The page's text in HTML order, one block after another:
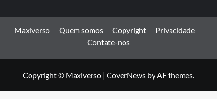
Maxiverso Quem somos Copyright
Privacidade
Contate-nos
Copyright © Maxiverso | CoverNews by AF themes.